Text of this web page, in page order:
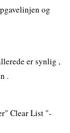
og
er synlig ,
.
Clear List "-